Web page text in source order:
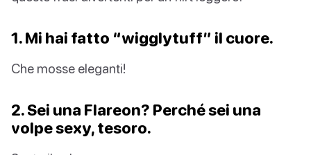
1. Mi hai fatto “wigglytuff” il cuore.
Che mosse eleganti!
2. Sei una Flareon? Perché sei una
volpe sexy, tesoro.